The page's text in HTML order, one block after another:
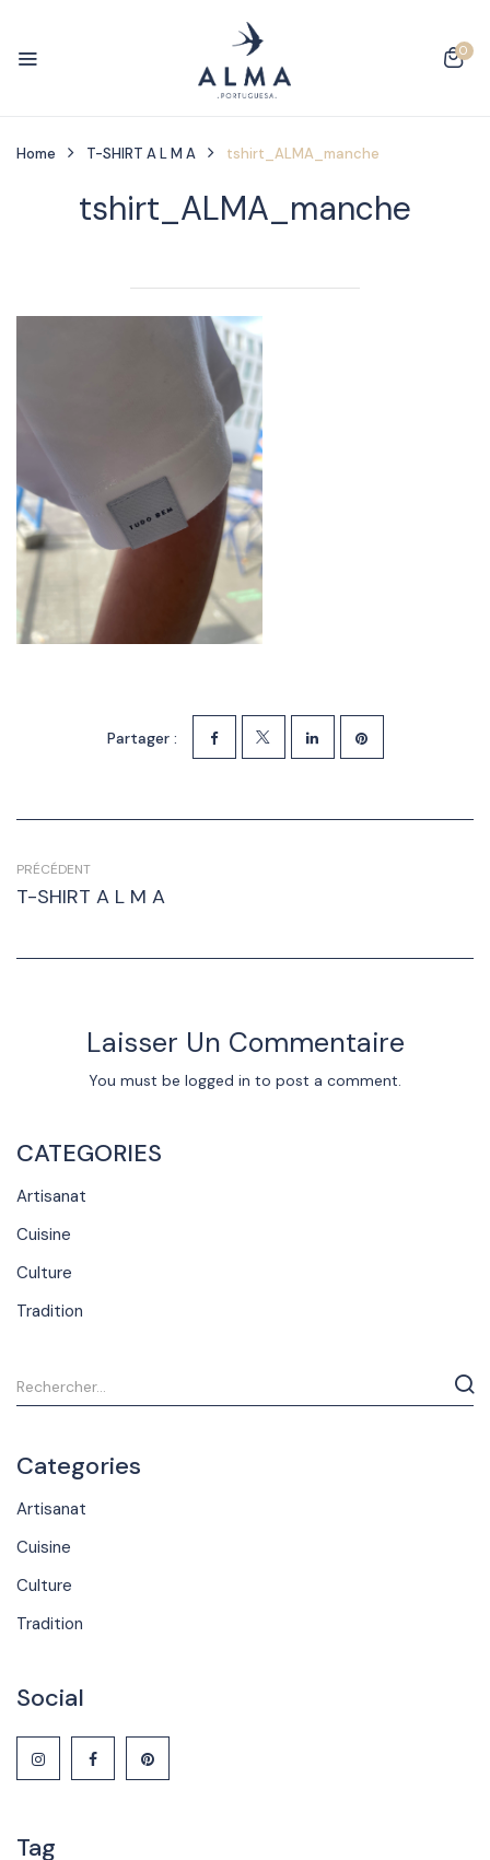
0
Home T-SHIRT A L M A tshirt_ALMA_manche
tshirt_ALMA_manche
CATEGORIES
Artisanat
Cuisine
Culture
Tradition
Categories
Artisanat
Cuisine
Culture
Tradition
Social
Tag
Partager :
PRÉCÉDENT
T-SHIRT A L M A
Laisser Un Commentaire
You must be logged in to post a comment.